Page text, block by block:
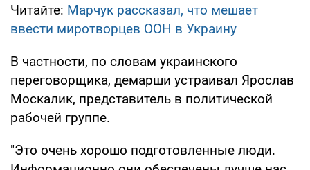
Читайте: Марчук рассказал, что мешает
ввести миротворцев ООН в Украину
В частности, по словам украинского
переговорщика, демарши устраивал Ярослав
Москалик, представитель в политической
рабочей группе.
"Это очень хорошо подготовленные люди.